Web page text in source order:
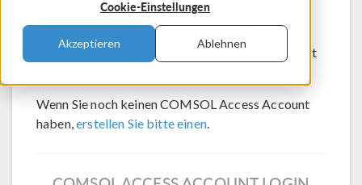
Cookie-Einstellungen
Akzeptieren Ablehnen
Account zugeordnet ist, oder eine von Ihrem
Vertriebsmitarbeiter bereitgestellte Software-
Testversion. Testlizenzen werden automatisch mit
Wenn Sie noch keinen COMSOL Access Account
haben,erstellen Sie bitte einen.